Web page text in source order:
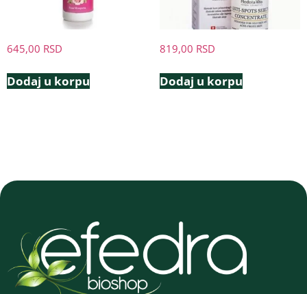
645,00 RSD
Dodaj u korpu
819,00 RSD
Dodaj u korpu